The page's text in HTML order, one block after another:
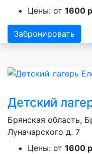
Цены: от 1600
Забронировать
Детский
Брянская область,
Луначарского д. 7
Цены: от 1600